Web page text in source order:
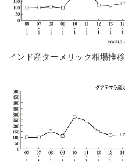
インド産ターメリック相場推移